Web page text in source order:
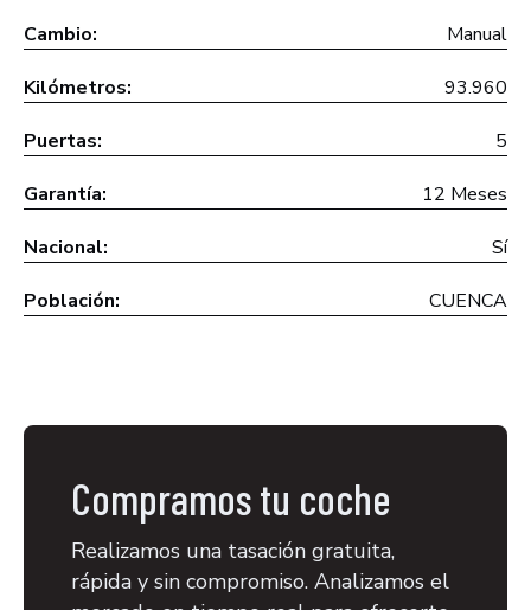
Cambio: Manual
Kilómetros: 93.960
Puertas: 5
Garantía: 12 Meses
Nacional: Sí
Población: CUENCA
Compramos tu coche
Realizamos una tasación gratuita,
rápida y sin compromiso. Analizamos el